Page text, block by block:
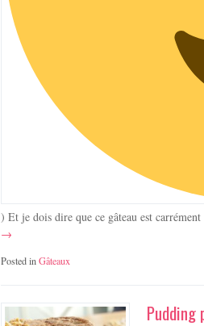
) Et je dois dire que ce gâteau est
→
Posted inGâteaux